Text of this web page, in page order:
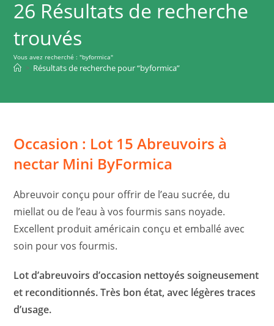
26 Résultats de recherche
trouvés
Vous avez recherché : "byformica"
> Résultats de recherche pour“byformica”
Occasion : Lot 15 Abreuvoirs à
nectar Mini ByFormica
Abreuvoir conçu pour offrir de l’eau sucrée, du
miellat ou de l’eau à vos fourmis sans noyade.
Excellent produit américain conçu et emballé avec
soin pour vos fourmis.
Lot d’abreuvoirs d’occasion nettoyés soigneusement
et reconditionnés. Très bon état, avec légères traces
d’usage.